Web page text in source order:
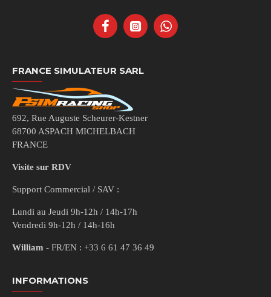
FRANCE SIMULATEUR SARL
692, Rue Auguste Scheurer-Kestner
68700 ASPACH MICHELBACH
FRANCE
Visite sur RDV
Support Commercial / SAV :
Lundi au Jeudi 9h-12h / 14h-17h
Vendredi 9h-12h / 14h-16h
William - FR/EN : +33 6 61 47 36 49
INFORMATIONS